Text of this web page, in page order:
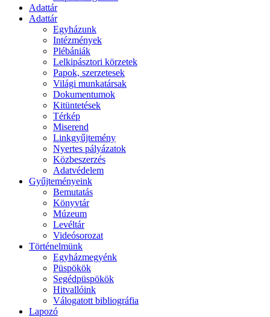
Adattár
Adattár
Egyházunk
Intézmények
Plébániák
Lelkipásztori körzetek
Papok, szerzetesek
Világi munkatársak
Dokumentumok
Kitüntetések
Térkép
Miserend
Linkgyűjtemény
Nyertes pályázatok
Közbeszerzés
Adatvédelem
Gyűjteményeink
Bemutatás
Könyvtár
Múzeum
Levéltár
Videósorozat
Történelmünk
Egyházmegyénk
Püspökök
Segédpüspökök
Hitvallóink
Válogatott bibliográfia
Lapozó